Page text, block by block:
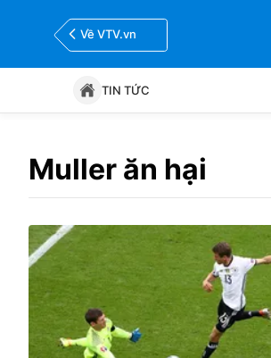
Về VTV.vn
TIN TỨC
Muller ăn hại